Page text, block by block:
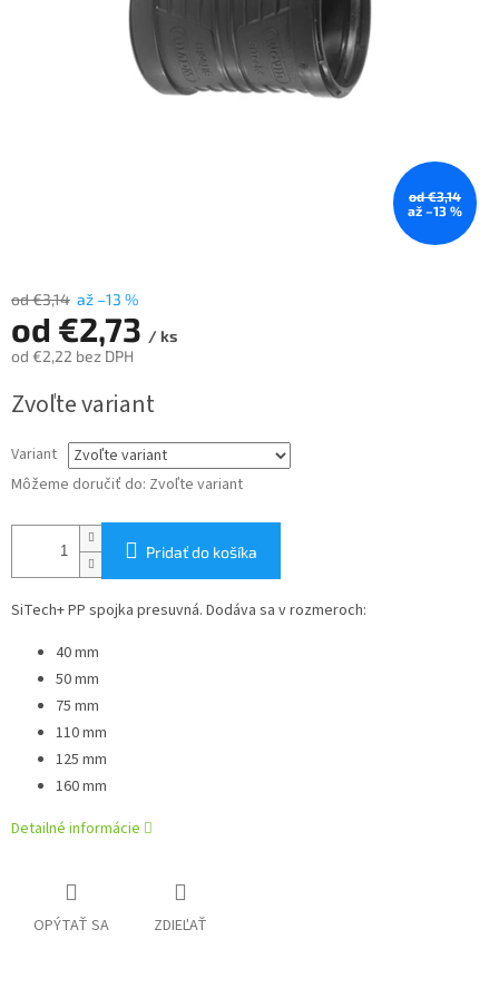
od €3,14
až –13 %
od €3,14 až –13 %
od €2,73 / ks
od €2,22 bez DPH
cena:
Zvoľte variant
Variant
Môžeme doručiť do: Zvoľte variant
Pridať do košíka
SiTech+ PP spojka presuvná. Dodáva sa v rozmeroch:
40 mm
50 mm
75 mm
110 mm
125 mm
160 mm
Detailné informácie
OPÝTAŤ SA ZDIEĽAŤ